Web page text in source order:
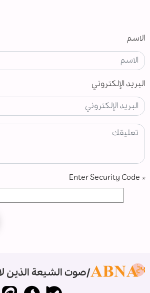
الاسم
البريد الإلكتروني
*
صوت الشيعة الذين